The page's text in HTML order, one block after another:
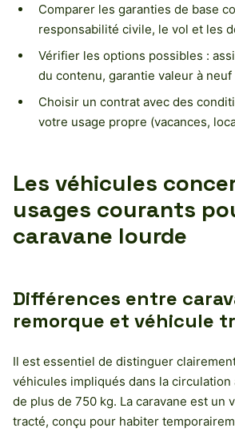
Comparer les garanties de base
responsabilité civile, le vol et les
Vérifier les options possibles :
du contenu, garantie valeur à neuf
Choisir un contrat avec des
votre usage propre (vacances,
Les véhicules
usages courants
caravane lourde
Différences entre
remorque et véhicule
Il est essentiel de distinguer
véhicules impliqués dans la circulation
de plus de 750 kg. La caravane est un
tracté, conçu pour habiter